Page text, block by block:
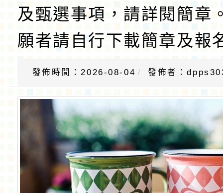
及甄選事項，請詳閱簡章
願者請自行下載簡章及報
發佈時間：2026-08-04 發佈者：